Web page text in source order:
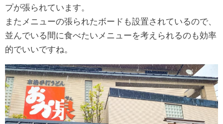
プが張られています。
またメニューの張られたボードも設置されているので、
並んでいる間に食べたいメニューを考えられるのも効率
的でいいですね。